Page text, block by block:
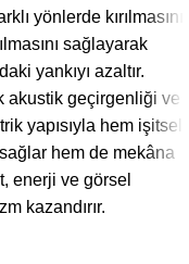
yönlerde kırılmasını
sağlayarak
yankıyı azaltır.
akustik geçirgenliği ve
yapısıyla hem işitsel
hem de mekâna
enerji ve görsel
kazandırır.